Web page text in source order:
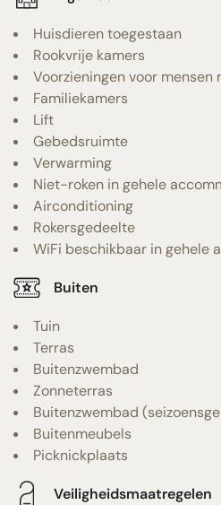
Huisdieren toegestaan
Rookvrije kamers
Voorzieningen voor mensen
Familiekamers
Lift
Gebedsruimte
Verwarming
Niet-roken in gehele
Airconditioning
Rokersgedeelte
WiFi beschikbaar in gehele
Buiten
Tuin
Terras
Buitenzwembad
Zonneterras
Buitenzwembad
Buitenmeubels
Picknickplaats
Veiligheidsmaatregelen